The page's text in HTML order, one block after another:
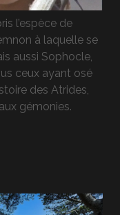
l’espèce de
à laquelle se
aussi Sophocle,
ceux ayant osé
des Atrides,
gémonies.